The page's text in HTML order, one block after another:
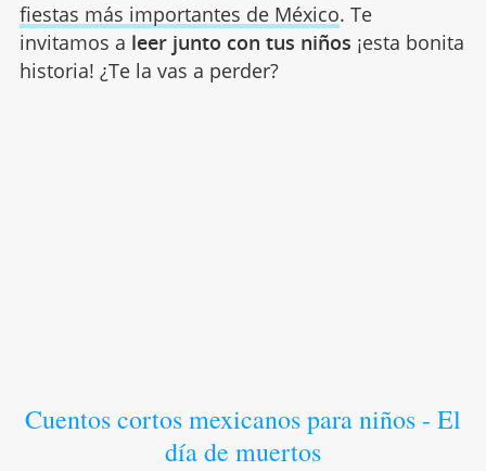
fiestas más importantes de México. Te
invitamos a leer junto con tus niños ¡esta bonita
historia! ¿Te la vas a perder?
Cuentos cortos mexicanos para niños - El
día de muertos